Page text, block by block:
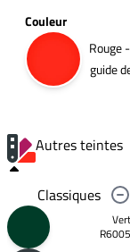
Couleur
Rouge
guide
Autres teintes
Classiques
Vert
R6005